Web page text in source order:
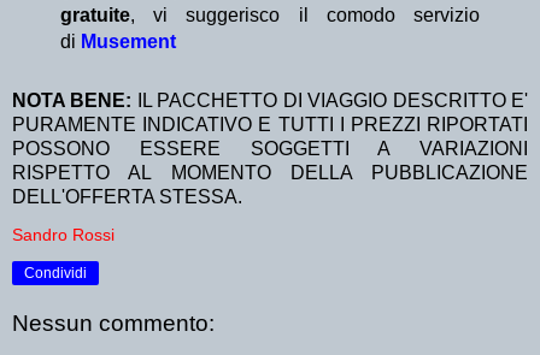
gratuite, vi suggerisco il comodo servizio
di Musement
NOTA BENE:
IL PACCHETTO DI VIAGGIO DESCRITTO E'
PURAMENTE INDICATIVO E TUTTI I PREZZI RIPORTATI
POSSONO ESSERE SOGGETTI A VARIAZIONI
RISPETTO AL MOMENTO DELLA PUBBLICAZIONE
DELL'OFFERTA STESSA.
Sandro Rossi
Condividi
Nessun commento: